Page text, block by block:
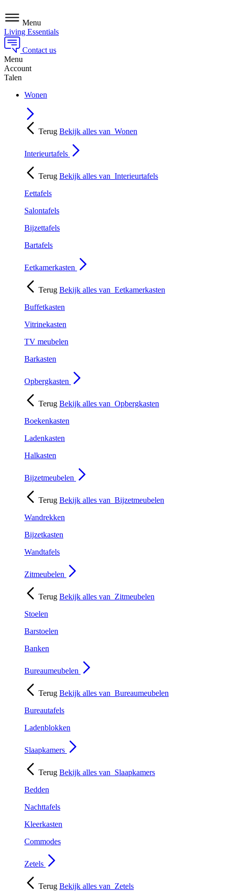
Menu
Living Essentials
Contact us
Menu
Account
Talen
Wonen
Terug Bekijk alles van Wonen
Interieurtafels
Terug Bekijk alles van Interieurtafels
Eettafels
Salontafels
Bijzettafels
Bartafels
Eetkamerkasten
Terug Bekijk alles van Eetkamerkasten
Buffetkasten
Vitrinekasten
TV meubelen
Barkasten
Opbergkasten
Terug Bekijk alles van Opbergkasten
Boekenkasten
Ladenkasten
Halkasten
Bijzetmeubelen
Terug Bekijk alles van Bijzetmeubelen
Wandrekken
Bijzetkasten
Wandtafels
Zitmeubelen
Terug Bekijk alles van Zitmeubelen
Stoelen
Barstoelen
Banken
Bureaumeubelen
Terug Bekijk alles van Bureaumeubelen
Bureautafels
Ladenblokken
Slaapkamers
Terug Bekijk alles van Slaapkamers
Bedden
Nachttafels
Kleerkasten
Commodes
Zetels
Terug Bekijk alles van Zetels